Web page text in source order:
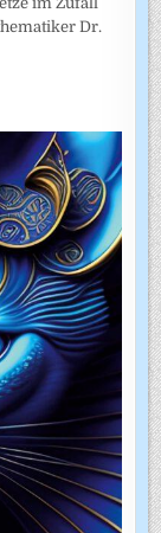
Dr.